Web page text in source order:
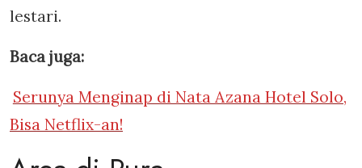
lestari.
Baca juga:
Serunya Menginap di Nata Azana Hotel Solo,
Bisa Netflix-an!